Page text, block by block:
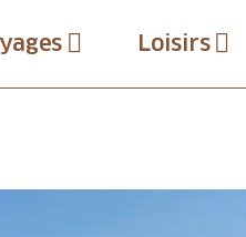
Loisirs